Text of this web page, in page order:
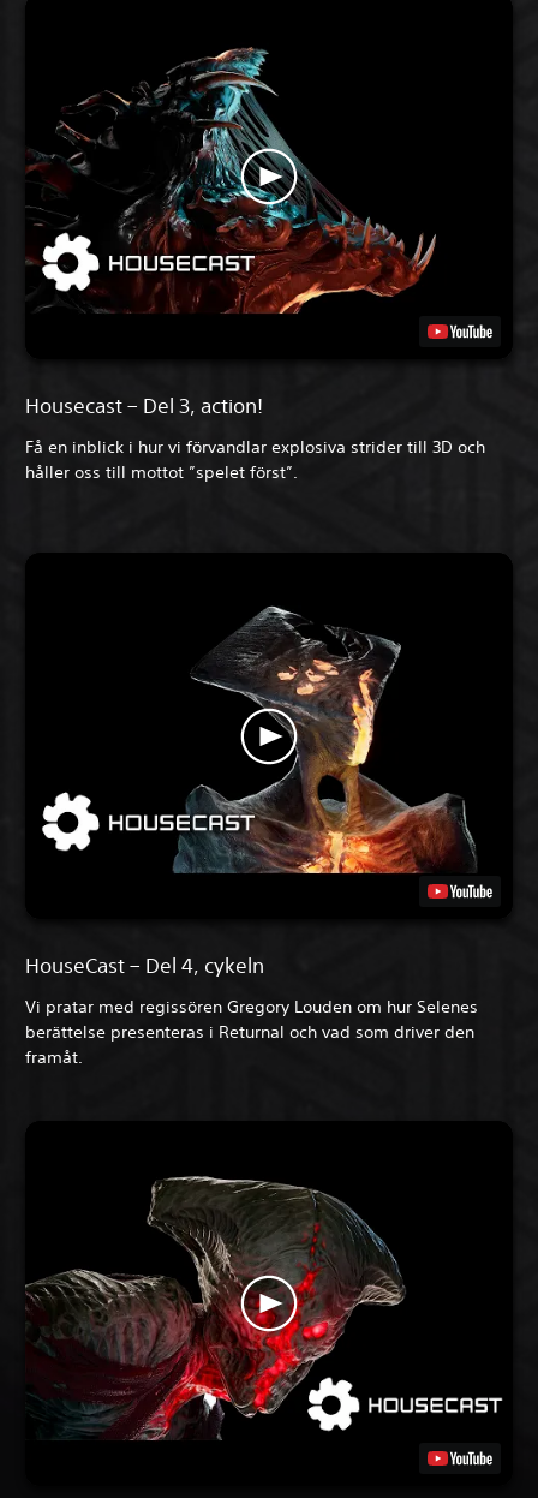
Housecast – Del 3, action!
Få en inblick i hur vi förvandlar explosiva strider till 3D och
håller oss till mottot ”spelet först”.
HouseCast – Del 4, cykeln
Vi pratar med regissören Gregory Louden om hur Selenes
berättelse presenteras i Returnal och vad som driver den
framåt.